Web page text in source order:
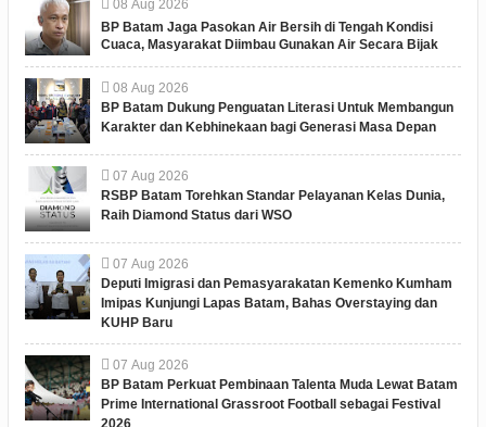
08 Aug 2026
BP Batam Jaga Pasokan Air Bersih di Tengah Kondisi
Cuaca, Masyarakat Diimbau Gunakan Air Secara Bijak
08 Aug 2026
BP Batam Dukung Penguatan Literasi Untuk Membangun
Karakter dan Kebhinekaan bagi Generasi Masa Depan
07 Aug 2026
RSBP Batam Torehkan Standar Pelayanan Kelas Dunia,
Raih Diamond Status dari WSO
07 Aug 2026
Deputi Imigrasi dan Pemasyarakatan Kemenko Kumham
Imipas Kunjungi Lapas Batam, Bahas Overstaying dan
KUHP Baru
07 Aug 2026
BP Batam Perkuat Pembinaan Talenta Muda Lewat Batam
Prime International Grassroot Football sebagai Festival
2026